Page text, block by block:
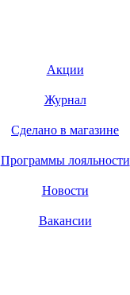
Акции
Журнал
Сделано в магазине
Программы лояльности
Новости
Вакансии